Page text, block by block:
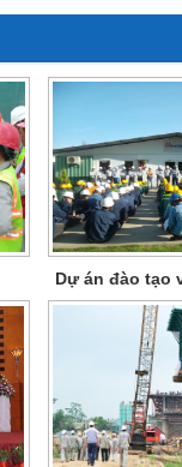
Dự án đào tạo